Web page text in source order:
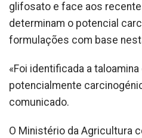
glifosato e face aos
determinam o potencial
formulações com base
«Foi identificada a
potencialmente
comunicado.
O Ministério da Agricultura